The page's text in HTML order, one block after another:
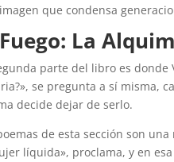
que condensa
La
parte del libro es
se pregunta a sí misma,
decide dejar de serlo.
de esta sección son
líquida», proclama, y en